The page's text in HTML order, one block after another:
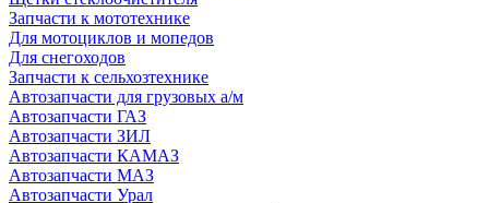
Запчасти к мототехнике
Для мотоциклов и мопедов
Для снегоходов
Запчасти к сельхозтехнике
Автозапчасти для грузовых а/м
Автозапчасти ГАЗ
Автозапчасти ЗИЛ
Автозапчасти КАМАЗ
Автозапчасти МАЗ
Автозапчасти Урал